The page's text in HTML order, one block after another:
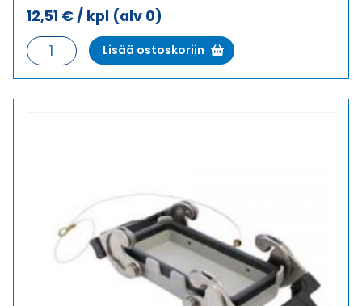
12,51 € / kpl (alv 0)
KANSI
KANSI
määrä
Lisää ostoskoriin